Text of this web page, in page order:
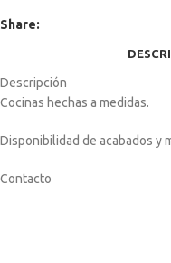
Share:
Descripción
Cocinas hechas a medidas.
Disponibilidad de acabados y
Contacto